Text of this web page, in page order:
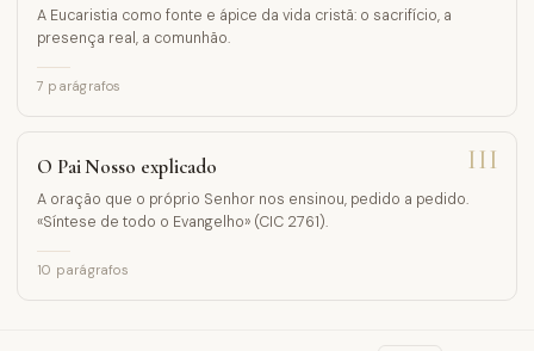
A Eucaristia como fonte e ápice da vida cristã: o sacrifício, a
presença real, a comunhão.
7 parágrafos
III
O Pai Nosso explicado
A oração que o próprio Senhor nos ensinou, pedido a pedido.
«Síntese de todo o Evangelho» (CIC 2761).
10 parágrafos